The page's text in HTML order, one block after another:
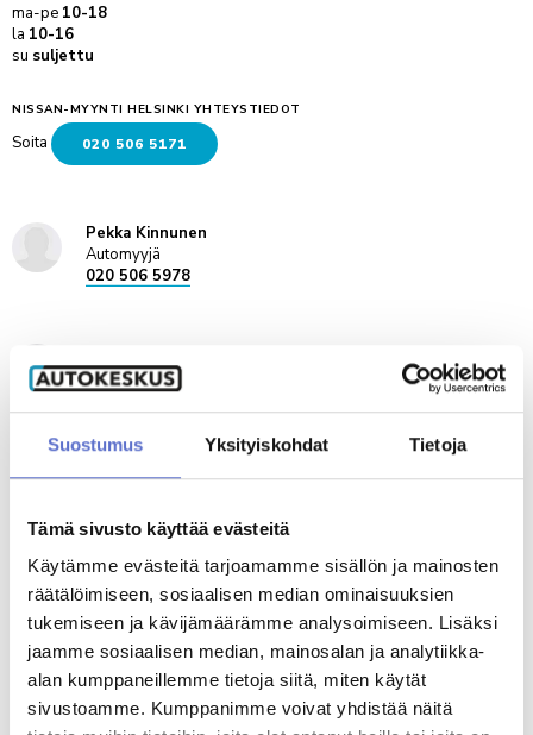
Suostumus Yksityiskohdat Tietoja
Tämä sivusto käyttää evästeitä
Käytämme evästeitä tarjoamamme sisällön ja mainosten
räätälöimiseen, sosiaalisen median ominaisuuksien
tukemiseen ja kävijämäärämme analysoimiseen. Lisäksi
jaamme sosiaalisen median, mainosalan ja analytiikka-
alan kumppaneillemme tietoja siitä, miten käytät
sivustoamme. Kumppanimme voivat yhdistää näitä
ma-pe 10-18
la 10-16
su suljettu
NISSAN-MYYNTI HELSINKI YHTEYSTIEDOT
Soita 020 506 5171
Pekka Kinnunen
Automyyjä
020 506 5978
Automyyjä
020 506 5026
Automyyjä LOMALLA 3.8 -30.8
020 506 5303
Varaa videotapaaminen
Mika Karisvuo
Automyyjä
020 506 5364